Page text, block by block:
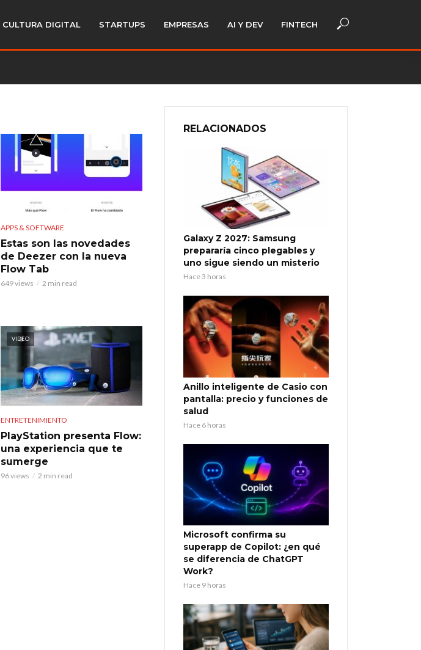
CULTURA DIGITAL STARTUPS EMPRESAS AI Y DEV FINTECH
APPS & SOFTWARE
Estas son las novedades
de Deezer con la nueva
Flow Tab
649 views 2 min read
VIDEO
ENTRETENIMIENTO
PlayStation presenta Flow:
una experiencia que te
sumerge
96 views 2 min read
RELACIONADOS
Galaxy Z 2027: Samsung
prepararía cinco plegables y
uno sigue siendo un misterio
Hace 3 horas
Anillo inteligente de Casio con
pantalla: precio y funciones de
salud
Hace 6 horas
Microsoft confirma su
superapp de Copilot: ¿en qué
se diferencia de ChatGPT
Work?
Hace 9 horas